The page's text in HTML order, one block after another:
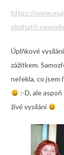
https://
obohatit-
Úplňkové
zážitkem.
neřekla, co jsem
:-D, ale
živé vysílání